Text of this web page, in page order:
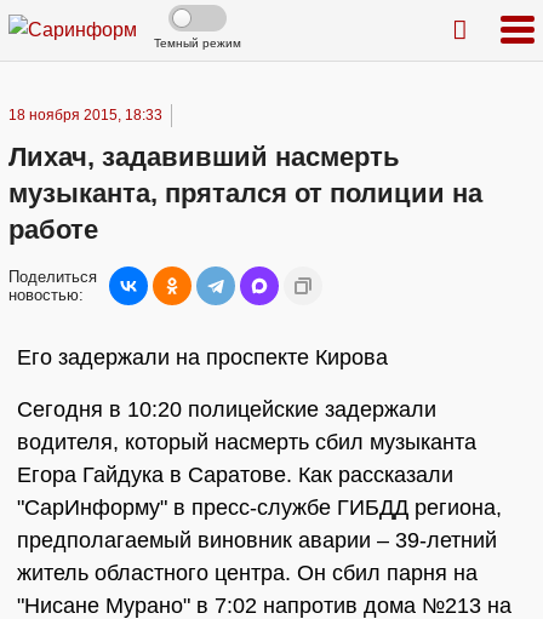
Темный режим
18 ноября 2015, 18:33
Лихач, задавивший насмерть
музыканта, прятался от полиции на
работе
Поделиться
новостью:
Его задержали на проспекте Кирова
Сегодня в 10:20 полицейские задержали
водителя, который насмерть сбил музыканта
Егора Гайдука в Саратове. Как рассказали
"СарИнформу" в пресс-службе ГИБДД региона,
предполагаемый виновник аварии – 39-летний
житель областного центра. Он сбил парня на
"Нисане Мурано" в 7:02 напротив дома №213 на